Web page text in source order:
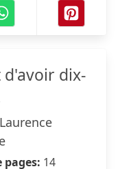
dix-
Laurence
pages: 14